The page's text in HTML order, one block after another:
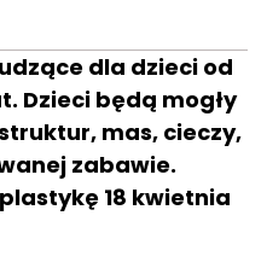
dla dzieci od
Dzieci będą mogły
mas, cieczy,
zabawie.
18 kwietnia